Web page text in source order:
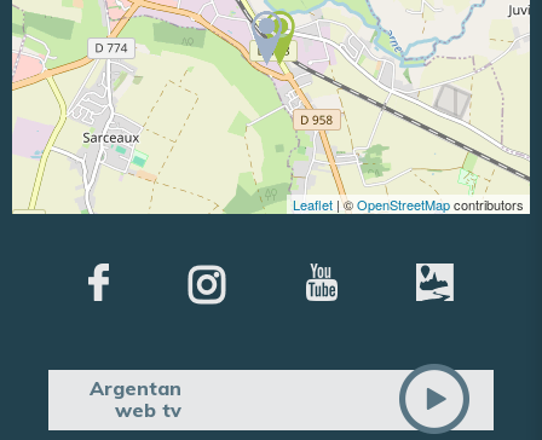
Leaflet | ©OpenStreetMapcontributors
Argentan
web tv